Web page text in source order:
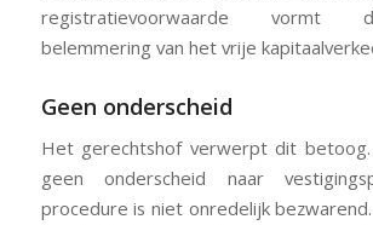
registratievoorwaarde vormt
belemmering van het vrije
Geen onderscheid
Het gerechtshof verwerpt dit
geen onderscheid naar
procedure is niet onredelijk